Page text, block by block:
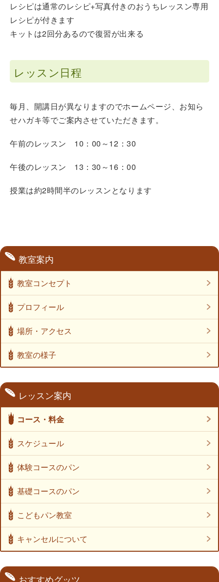
レシピは通常のレシピ+写真付きのおうちレッスン専用
レシピが付きます
キットは2回分あるので復習が出来る
レッスン日程
毎月、開講日が異なりますのでホームページ、お知ら
せハガキ等でご案内させていただきます。
午前のレッスン 10：00～12：30
午後のレッスン 13：30～16：00
授業は約2時間半のレッスンとなります
教室案内
教室コンセプト
プロフィール
場所・アクセス
教室の様子
レッスン案内
コース・料金
スケジュール
体験コースのパン
基礎コースのパン
こどもパン教室
キャンセルについて
おすすめグッツ